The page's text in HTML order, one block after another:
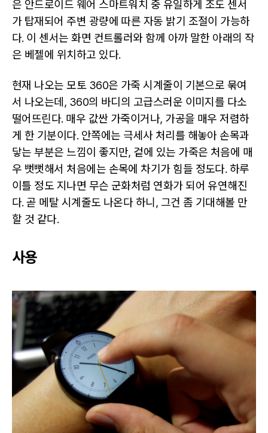
은 안드로이드 웨어 스마트워치 중 유일하게 조도 센서
가 탑재되어 주변 광량에 따른 자동 밝기 조절이 가능하
다. 이 센서는 화면 컨트롤러와 함께 아까 말한 아래의 작
은 베젤에 위치하고 있다.
현재 나오는 모토 360은 가죽 시계줄이 기본으로 묶여
서 나오는데, 360의 바디의 고급스러운 이미지를 다소
떨어뜨린다. 매우 값싼 가죽이거나, 가공을 매우 저렴하
게 한 기분이다. 안쪽에는 극세사 처리를 해놓아 손목과
닿는 부분은 느낌이 좋지만, 겉에 있는 가죽은 처음에 매
우 뻣뻣해서 처음에는 손목에 차기가 힘들 정도다. 하루
이틀 정도 지나면 무슨 군화처럼 연화가 되어 유연해진
다. 곧 메탈 시계줄도 나온다 하니, 그건 좀 기대해볼 만
할 것 같다.
사용